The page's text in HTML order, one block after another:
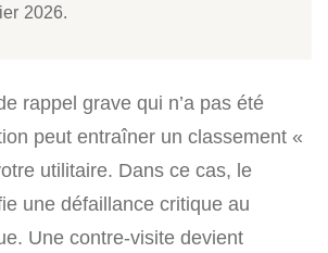
2026.
rappel grave qui n’a pas été
peut entraîner un classement «
utilitaire. Dans ce cas, le
une défaillance critique au
Une contre-visite devient